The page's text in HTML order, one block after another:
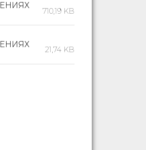
710,19 KB
21,74 KB